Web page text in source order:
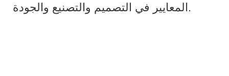
المعايير في التصميم والتصنيع والجودة.